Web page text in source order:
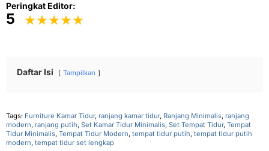
Peringkat Editor:
5
Daftar Isi Tampilkan
Tags: Furniture Kamar Tidur, ranjang kamar tidur, Ranjang Minimalis, ranjang
modern, ranjang putih, Set Kamar Tidur Minimalis, Set Tempat Tidur, Tempat
Tidur Minimalis, Tempat Tidur Modern, tempat tidur putih, tempat tidur putih
modern, tempat tidur set lengkap